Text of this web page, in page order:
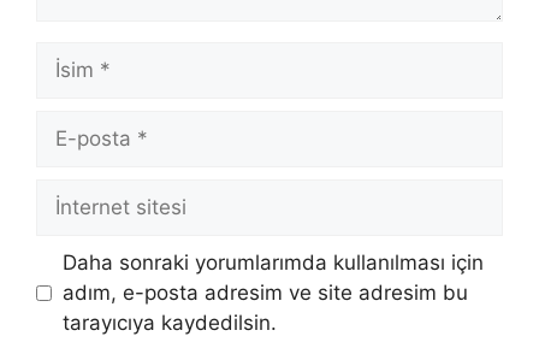
İsim
posta
İnternet
Daha sonraki yorumlarımda kullanılması için
adım, e-posta adresim ve site adresim bu
tarayıcıya kaydedilsin.